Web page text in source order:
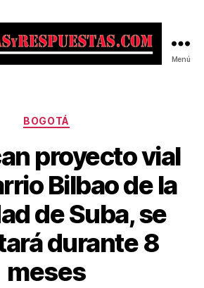
Menú
Categorías
BOGOTÁ
proyecto vial
Bilbao de la
de Suba, se
durante 8
meses